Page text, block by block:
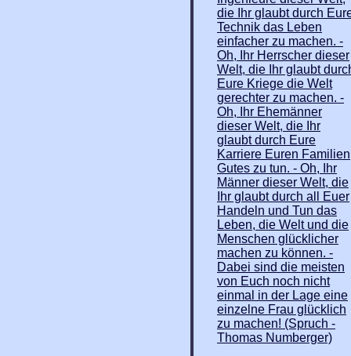
die Ihr glaubt durch
Technik das Leben
einfacher zu machen. -
Oh, Ihr Herrscher dieser
Welt, die Ihr glaubt
Eure Kriege die Welt
gerechter zu machen. -
Oh, Ihr Ehemänner
dieser Welt, die Ihr
glaubt durch Eure
Karriere Euren Familien
Gutes zu tun. - Oh, Ihr
Männer dieser Welt, die
Ihr glaubt durch all Euer
Handeln und Tun das
Leben, die Welt und die
Menschen glücklicher
machen zu können. -
Dabei sind die meisten
von Euch noch nicht
einmal in der Lage eine
einzelne Frau glücklich
zu machen! (Spruch -
Thomas Numberger)